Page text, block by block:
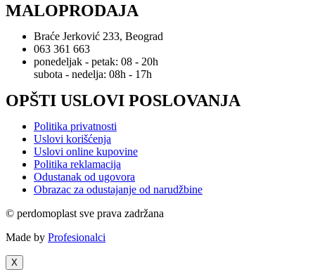
MALOPRODAJA
Braće Jerković 233, Beograd
063 361 663
ponedeljak - petak: 08 - 20h
subota - nedelja: 08h - 17h
OPŠTI USLOVI POSLOVANJA
Politika privatnosti
Uslovi korišćenja
Uslovi online kupovine
Politika reklamacija
Odustanak od ugovora
Obrazac za odustajanje od narudžbine
© perdomoplast sve prava zadržana
Made by Profesionalci
X